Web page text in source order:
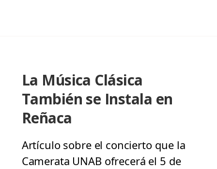
La Música Clásica
También se Instala en
Reñaca
Artículo sobre el concierto que la
Camerata UNAB ofrecerá el 5 de